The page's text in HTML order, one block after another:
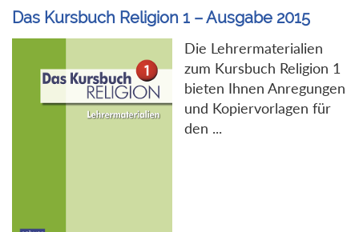
Das Kursbuch Religion 1 – Ausgabe 2015
Die Lehrermaterialien
zum Kursbuch Religion 1
bieten Ihnen Anregungen
und Kopiervorlagen für
den ...